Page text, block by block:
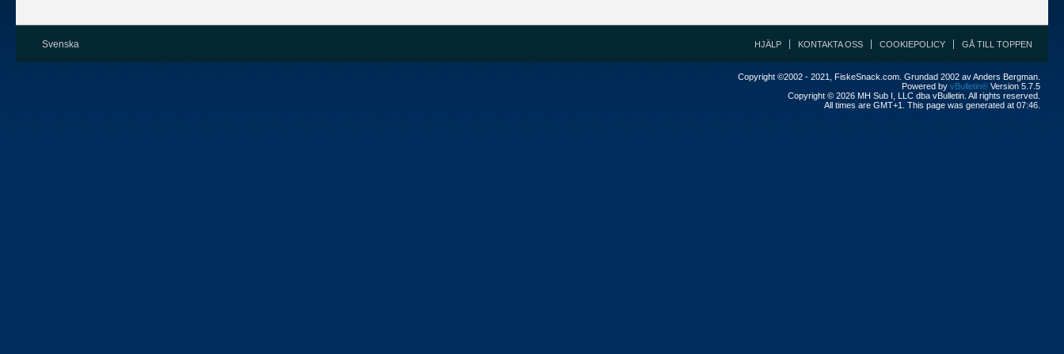
Svenska HJÄLP KONTAKTA OSS COOKIEPOLICY GÅ TILL TOPPEN
Copyright ©2002 - 2021, FiskeSnack.com. Grundad 2002 av Anders Bergman.
Powered by vBulletin® Version 5.7.5
Copyright © 2026 MH Sub I, LLC dba vBulletin. All rights reserved.
All times are GMT+1. This page was generated at 07:46.